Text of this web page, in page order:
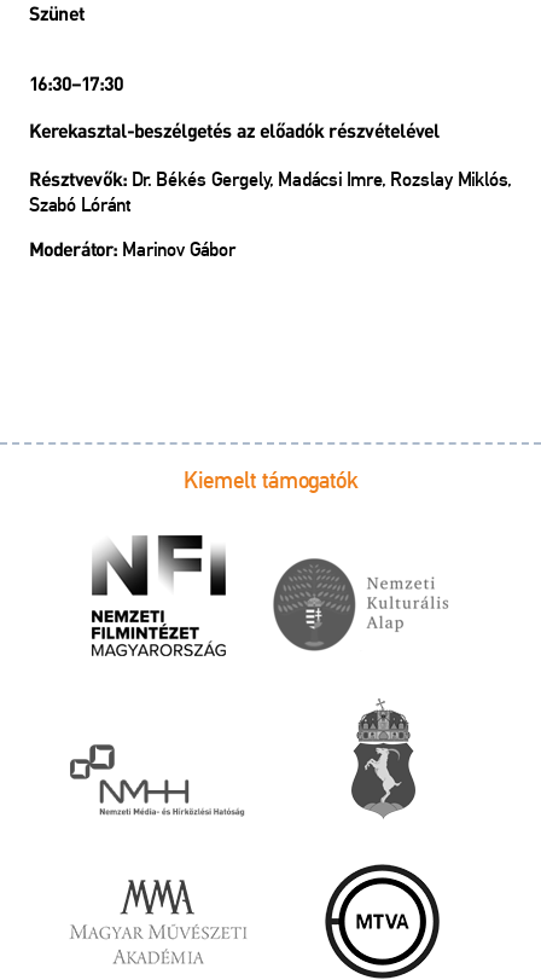
Szünet
16:30–17:30
Kerekasztal-beszélgetés az előadók részvételével
Résztvevők: Dr. Békés Gergely, Madácsi Imre, Rozslay Miklós,
Szabó Lóránt
Moderátor: Marinov Gábor
Kiemelt támogatók